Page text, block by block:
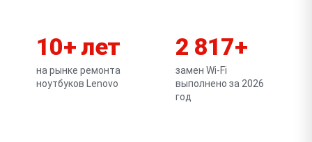
10+ лет
на рынке ремонта
ноутбуков Lenovo
2 817+
замен Wi-Fi
выполнено за 2026
год